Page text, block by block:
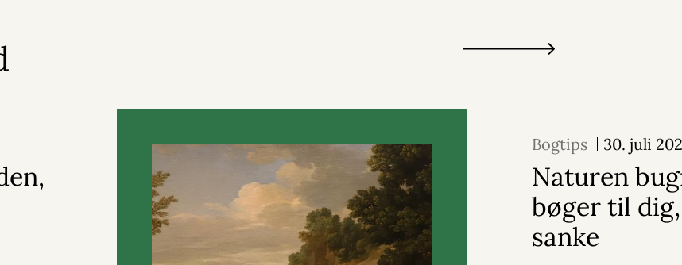
Bogtips 30. juli
Naturen
bøger til
sanke